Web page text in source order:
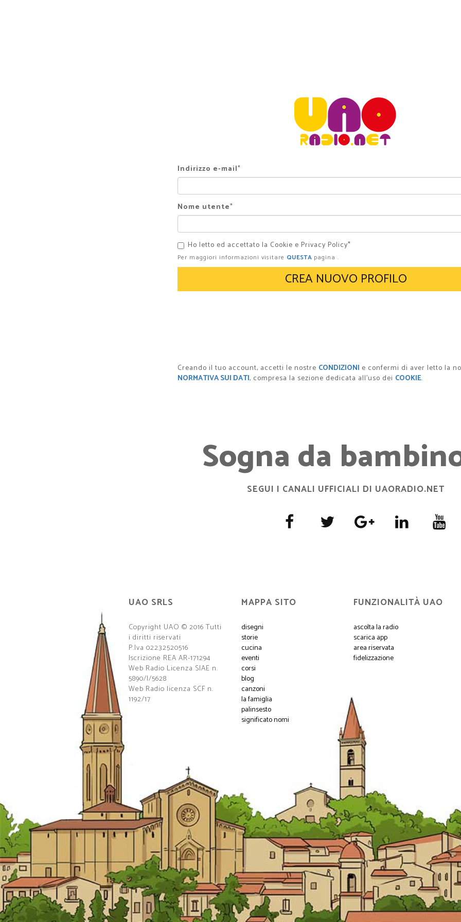
Indirizzo e-mail*
Nome utente*
Ho letto ed accettato la Cookie e Privacy Policy*
Per maggiori informazioni visitare QUESTA pagina .
CREA NUOVO PROFILO
Creando il tuo account, accetti le nostre CONDIZIONI e confermi di aver letto la
NORMATIVA SUI DATI, compresa la sezione dedicata all'uso dei COOKIE.
Sogna da
SEGUI I CANALI UFFICIALI DI UAORADIO.NET
UAO SRLS
Copyright UAO © 2016 Tutti
i diritti riservati
P.Iva 02232520516
Iscrizione REA AR-171294
Web Radio Licenza SIAE n.
5890/I/5628
Web Radio licenza SCF n.
1192/17
MAPPA SITO
disegni
storie
cucina
eventi
corsi
blog
canzoni
la famiglia
palinsesto
significato nomi
FUNZIONALITÀ UAO
ascolta la radio
scarica app
area riservata
fidelizzazione